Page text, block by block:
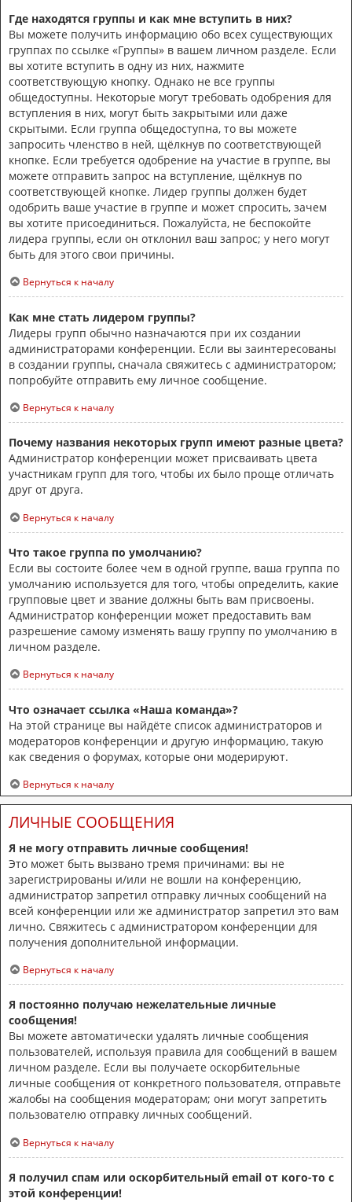
Где находятся группы и как мне вступить в них?
Вы можете получить информацию обо всех существующих
группах по ссылке «Группы» в вашем личном разделе. Если
вы хотите вступить в одну из них, нажмите
соответствующую кнопку. Однако не все группы
общедоступны. Некоторые могут требовать одобрения для
вступления в них, могут быть закрытыми или даже
скрытыми. Если группа общедоступна, то вы можете
запросить членство в ней, щёлкнув по соответствующей
кнопке. Если требуется одобрение на участие в группе, вы
можете отправить запрос на вступление, щёлкнув по
соответствующей кнопке. Лидер группы должен будет
одобрить ваше участие в группе и может спросить, зачем
вы хотите присоединиться. Пожалуйста, не беспокойте
лидера группы, если он отклонил ваш запрос; у него могут
быть для этого свои причины.
Вернуться к началу
Как мне стать лидером группы?
Лидеры групп обычно назначаются при их создании
администраторами конференции. Если вы заинтересованы
в создании группы, сначала свяжитесь с администратором;
попробуйте отправить ему личное сообщение.
Вернуться к началу
Почему названия некоторых групп имеют разные цвета?
Администратор конференции может присваивать цвета
участникам групп для того, чтобы их было проще отличать
друг от друга.
Вернуться к началу
Что такое группа по умолчанию?
Если вы состоите более чем в одной группе, ваша группа по
умолчанию используется для того, чтобы определить, какие
групповые цвет и звание должны быть вам присвоены.
Администратор конференции может предоставить вам
разрешение самому изменять вашу группу по умолчанию в
личном разделе.
Вернуться к началу
Что означает ссылка «Наша команда»?
На этой странице вы найдёте список администраторов и
модераторов конференции и другую информацию, такую
как сведения о форумах, которые они модерируют.
Вернуться к началу
ЛИЧНЫЕ СООБЩЕНИЯ
Я не могу отправить личные сообщения!
Это может быть вызвано тремя причинами: вы не
зарегистрированы и/или не вошли на конференцию,
администратор запретил отправку личных сообщений на
всей конференции или же администратор запретил это вам
лично. Свяжитесь с администратором конференции для
получения дополнительной информации.
Вернуться к началу
Я постоянно получаю нежелательные личные
сообщения!
Вы можете автоматически удалять личные сообщения
пользователей, используя правила для сообщений в вашем
личном разделе. Если вы получаете оскорбительные
личные сообщения от конкретного пользователя, отправьте
жалобы на сообщения модераторам; они могут запретить
пользователю отправку личных сообщений.
Вернуться к началу
Я получил спам или оскорбительный email от кого-то с
этой конференции!